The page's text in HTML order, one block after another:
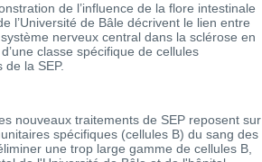
de l’influence de la flore intestinale
l’Université de Bâle décrivent le lien entre
nerveux central dans la sclérose en
classe spécifique de cellules
la SEP.
nouveaux traitements de SEP reposent sur
spécifiques (cellules B) du sang des
une trop large gamme de cellules B,